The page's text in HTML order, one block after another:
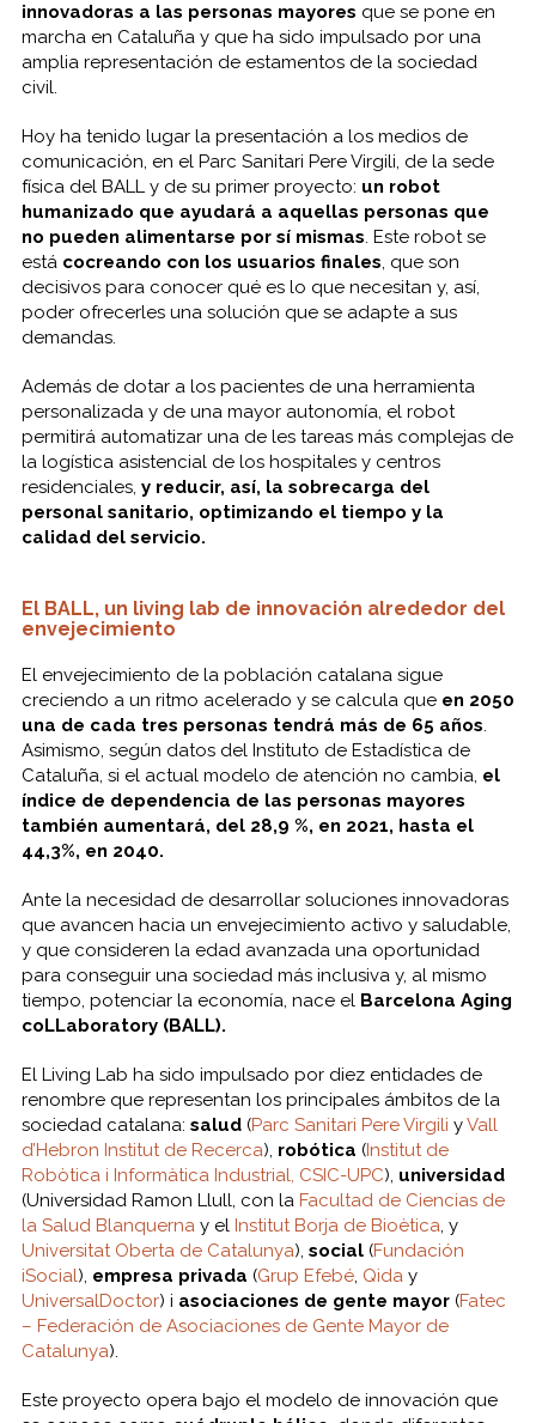
innovadoras a las personas mayores que se pone en
marcha en Cataluña y que ha sido impulsado por una
amplia representación de estamentos de la sociedad
civil.
Hoy ha tenido lugar la presentación a los medios de
comunicación, en el Parc Sanitari Pere Virgili, de la sede
física del BALL y de su primer proyecto: un robot
humanizado que ayudará a aquellas personas que
no pueden alimentarse por sí mismas. Este robot se
está cocreando con los usuarios finales, que son
decisivos para conocer qué es lo que necesitan y, así,
poder ofrecerles una solución que se adapte a sus
demandas.
Además de dotar a los pacientes de una herramienta
personalizada y de una mayor autonomía, el robot
permitirá automatizar una de les tareas más complejas de
la logística asistencial de los hospitales y centros
residenciales, y reducir, así, la sobrecarga del
personal sanitario, optimizando el tiempo y la
calidad del servicio.
El BALL, un living lab de innovación alrededor del
envejecimiento
El envejecimiento de la población catalana sigue
creciendo a un ritmo acelerado y se calcula que en 2050
una de cada tres personas tendrá más de 65 años.
Asimismo, según datos del Instituto de Estadística de
Cataluña, si el actual modelo de atención no cambia, el
índice de dependencia de las personas mayores
también aumentará, del 28,9 %, en 2021, hasta el
44,3%, en 2040.
Ante la necesidad de desarrollar soluciones innovadoras
que avancen hacia un envejecimiento activo y saludable,
y que consideren la edad avanzada una oportunidad
para conseguir una sociedad más inclusiva y, al mismo
tiempo, potenciar la economía, nace elBarcelona Aging
coLLaboratory (BALL).
El Living Lab ha sido impulsado por diez entidades de
renombre que representan los principales ámbitos de la
sociedad catalana: salud(Parc Sanitari Pere Virgili yVall
d’Hebron Institut de Recerca), robótica (Institut de
Robòtica i Informàtica Industrial, CSIC-UPC), universidad
(Universidad Ramon Llull, con la Facultad de Ciencias de
la Salud Blanquernay el Institut Borja de Bioètica, y
Universitat Oberta de Catalunya), social(Fundación
iSocial), empresa privada (Grup Efebé, Qiday
UniversalDoctor) i asociaciones de gente mayor (Fatec
– Federación de Asociaciones de Gente Mayor de
Catalunya).
Este proyecto opera bajo el modelo de innovación que